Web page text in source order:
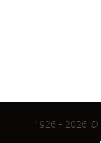
1926 - 2026 ©